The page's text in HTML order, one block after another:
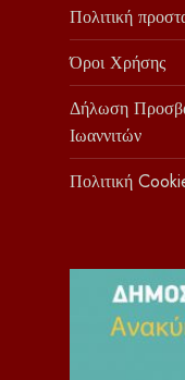
Πολιτική
Όροι Χρήσης
Δήλωση
Ιωαννιτών
Πολιτική